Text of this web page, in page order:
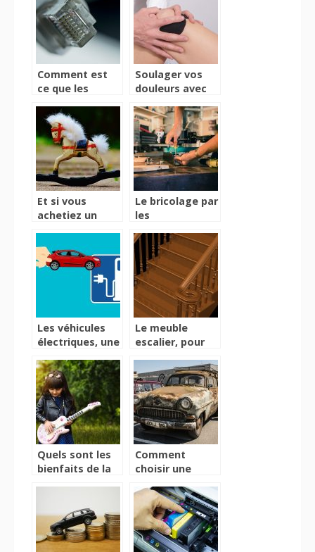
change notre
vision de la
santé ?
détente et de
relaxation
Comment est
ce que les
influent sur
l’utilisation de
l’Internet ?
Soulager vos
douleurs avec
Et si vous
achetiez un
pour votre
enfant ?
Le bricolage par
les
et leurs outils
Les véhicules
électriques, une
bénéfique
Le meuble
escalier, pour
originale
Quels sont les
bienfaits de la
Comment
choisir une
son premier
véhicule ?